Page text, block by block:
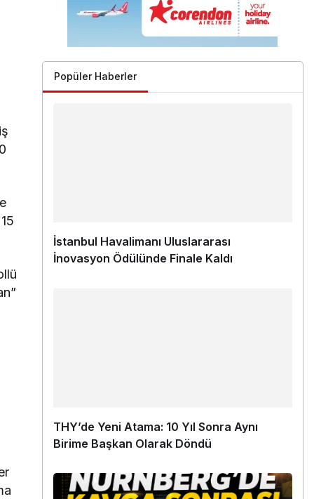
Popüler Haberler
İstanbul Havalimanı Uluslararası
İnovasyon Ödülünde Finale Kaldı
THY’de Yeni Atama: 10 Yıl Sonra Aynı
Birime Başkan Olarak Döndü